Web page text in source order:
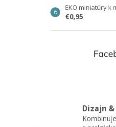
EKO miniatúry k
€0,95
Dizajn